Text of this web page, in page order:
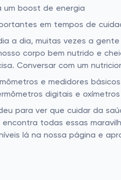
um boost de energia
em tempos de
a dia, muitas vezes a
corpo bem nutrido e
Conversar com um
e medidores
digitais e
para ver que cuidar da
encontra todas essas
lá na nossa página e